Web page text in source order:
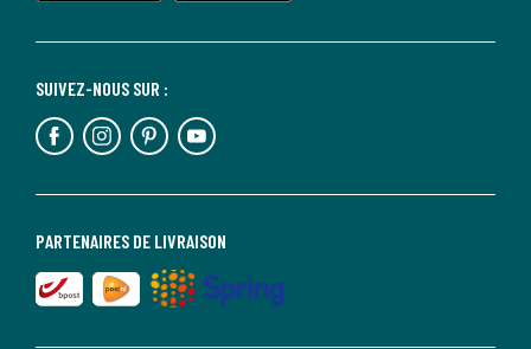
PARTENAIRES DE LIVRAISON
SUIVEZ-NOUS SUR :